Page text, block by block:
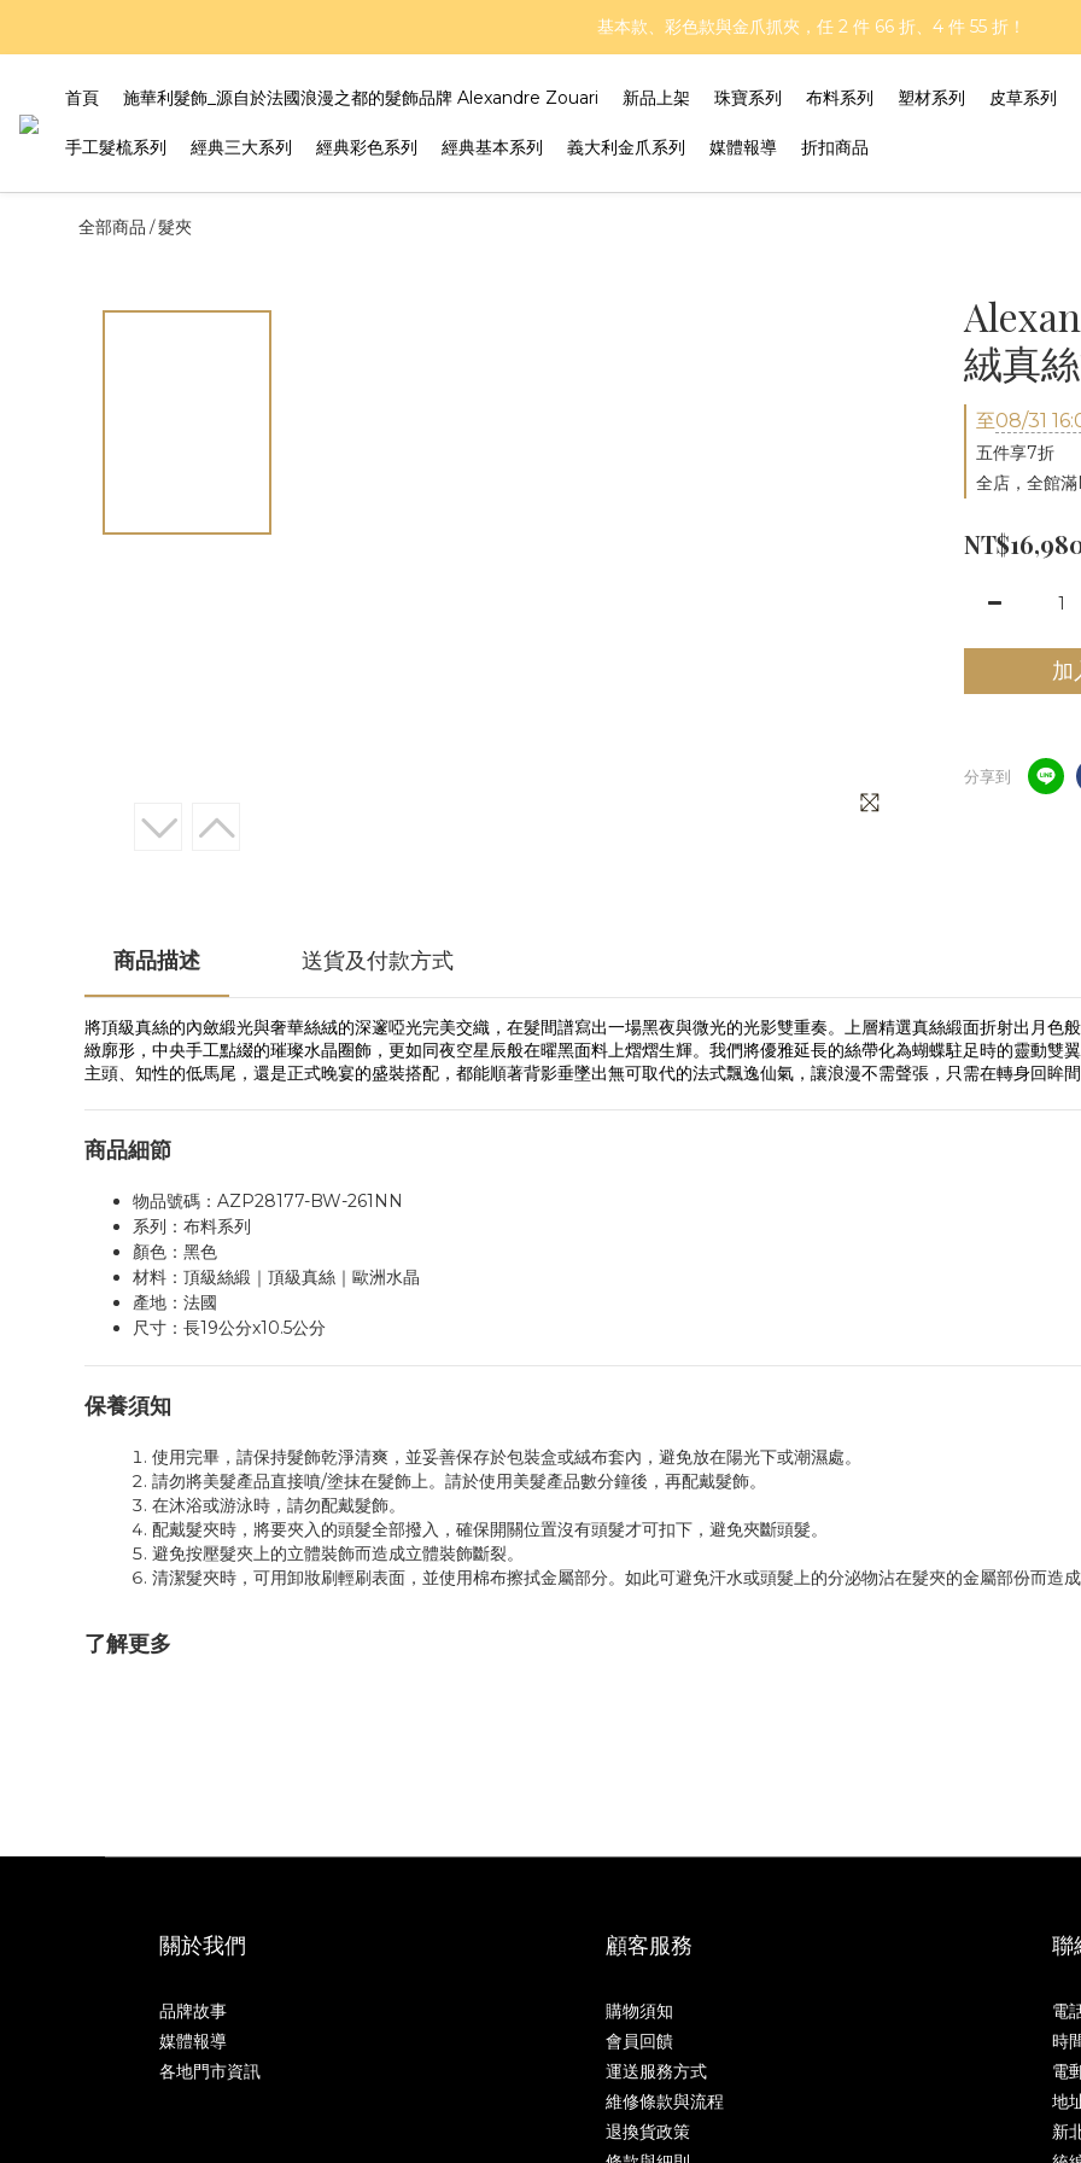
好評再延長！夏日年中慶 part II｜正價商品 8 折，滿三件享75折，滿五件享
基本款、彩色款與金爪抓夾，任 2 件 66 折、4 件 55 折！
首頁 施華利髮飾_源自於法國浪漫之都的髮飾品牌 Alexandre Zouari 新品上架 珠寶系列 布料系列 塑材系列 皮草系列
手工髮梳系列 經典三大系列 經典彩色系列 經典基本系列 義大利金爪系列 媒體報導 折扣商品
全部商品 /髮夾
絨真
至08/31
五件享7折
全店，全館
加
分享到
商品描述 送貨及付款方式
將頂級真絲的內斂緞光與奢華絲絨的深邃啞光完美交織，在髮間譜寫出一場黑夜與微光的光影雙重奏。上層精選真絲緞面折射出月色
緻廓形，中央手工點綴的璀璨水晶圈飾，更如同夜空星辰般在曜黑面料上熠熠生輝。我們將優雅延長的絲帶化為蝴蝶駐足時的靈動雙
主頭、知性的低馬尾，還是正式晚宴的盛裝搭配，都能順著背影垂墜出無可取代的法式飄逸仙氣，讓浪漫不需聲張，只需在轉身回眸
商品細節
物品號碼：AZP28177-BW-261NN
系列：布料系列
顏色：黑色
材料：頂級絲緞｜頂級真絲｜歐洲水晶
產地：法國
尺寸：長19公分x10.5公分
保養須知
使用完畢，請保持髮飾乾淨清爽，並妥善保存於包裝盒或絨布套內，避免放在陽光下或潮濕處。
請勿將美髮產品直接噴/塗抹在髮飾上。請於使用美髮產品數分鐘後，再配戴髮飾。
在沐浴或游泳時，請勿配戴髮飾。
配戴髮夾時，將要夾入的頭髮全部撥入，確保開關位置沒有頭髮才可扣下，避免夾斷頭髮。
避免按壓髮夾上的立體裝飾而造成立體裝飾斷裂。
清潔髮夾時，可用卸妝刷輕刷表面，並使用棉布擦拭金屬部分。如此可避免汗水或頭髮上的分泌物沾在髮夾的金屬部份而造
了解更多
關於我們
品牌故事
媒體報導
各地門市資訊
顧客服務
購物須知
會員回饋
運送服務方式
維修條款與流程
退換貨政策
聯
電
時
電
地
新